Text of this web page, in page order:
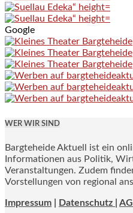
Google
WER WIR SIND
Bargteheide Aktuell ist ein
Informationen aus Politik,
Veranstaltungen. Zudem
Vorstellungen von regional
Impressum Datenschutz |